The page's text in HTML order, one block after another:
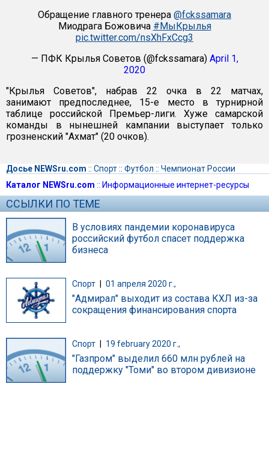
Обращение главного тренера @fckssamara
Миодрага Божовича #МыКрылья
pic.twitter.com/nsXhFxCcg3
— ПФК Крылья Советов (@fckssamara) April 1,
2020
"Крылья Советов", набрав 22 очка в 22 матчах,
занимают предпоследнее, 15-е место в турнирной
таблице российской Премьер-лиги. Хуже самарской
команды в нынешней кампании выступает только
грозненский "Ахмат" (20 очков).
Досье NEWSru.com :: Спорт:: Футбол :: Чемпионат России
Каталог NEWSru.com :: Информационные интернет-ресурсы
ССЫЛКИ ПО ТЕМЕ
В условиях пандемии коронавируса
российский футбол спасет поддержка
бизнеса
Спорт 01 апреля 2020 г.,
"Адмирал" выходит из состава КХЛ из-за
сокращения финансирования спорта
Спорт 19 february 2020 г.,
"Газпром" выделил 660 млн рублей на
поддержку "Томи" во втором дивизионе